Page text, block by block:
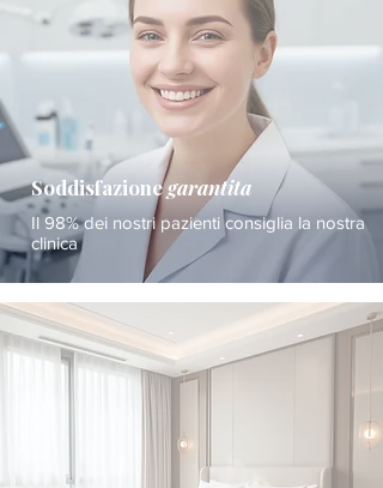
Soddisfazionegarantita
Il 98% dei nostri pazienti consiglia la nostra
clinica